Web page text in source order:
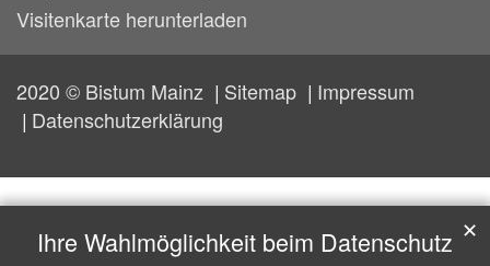
Visitenkarte herunterladen
2020 © Bistum Mainz Sitemap
Impressum
Datenschutzerklärung
Ihre Wahlmöglichkeit beim Datenschutz ✕